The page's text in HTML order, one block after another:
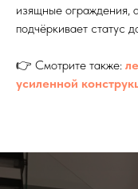
изящные ограждения,
подчёркивает статус
👉 Смотрите также:
усиленной